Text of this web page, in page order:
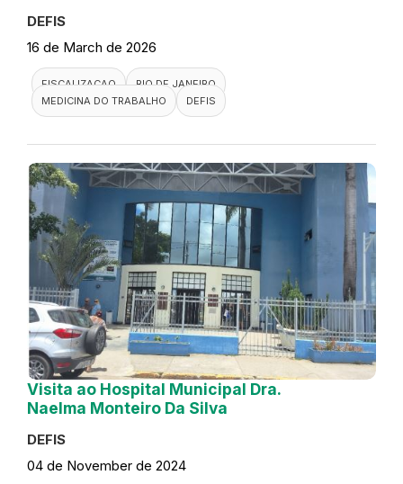
DEFIS
16 de March de 2026
FISCALIZACAO
RIO DE JANEIRO
MEDICINA DO TRABALHO
DEFIS
Visita ao Hospital Municipal Dra.
Naelma Monteiro Da Silva
DEFIS
04 de November de 2024